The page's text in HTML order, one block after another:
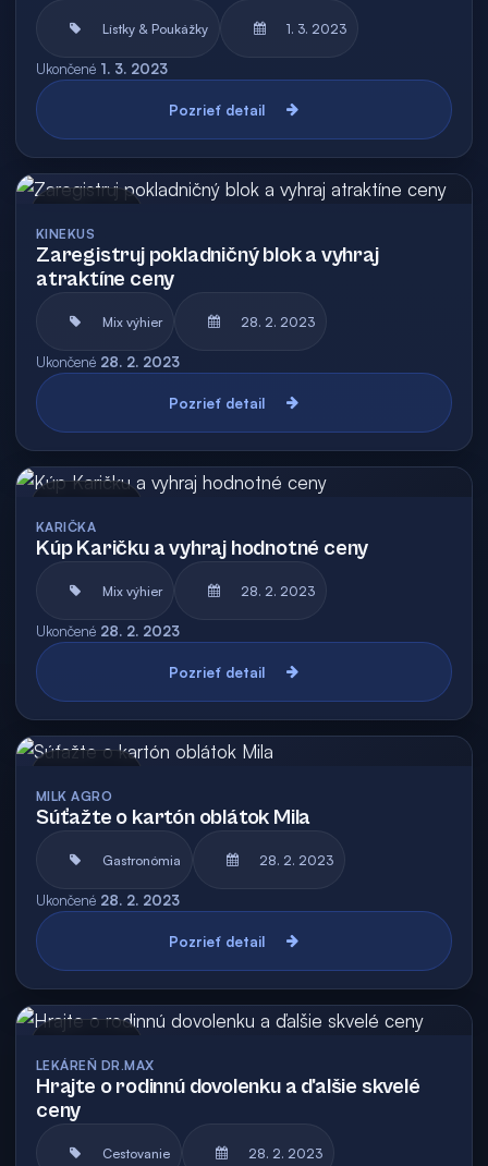
Lístky & Poukážky 1. 3. 2023
Ukončené 1. 3. 2023
Pozrieť detail
KINEKUS
Zaregistruj pokladničný blok a vyhraj
atraktíne ceny
Mix výhier 28. 2. 2023
Ukončené 28. 2. 2023
Pozrieť detail
KARIČKA
Kúp Karičku a vyhraj hodnotné ceny
Mix výhier 28. 2. 2023
Ukončené 28. 2. 2023
Pozrieť detail
MILK AGRO
Súťažte o kartón oblátok Mila
Gastronómia 28. 2. 2023
Ukončené 28. 2. 2023
Pozrieť detail
LEKÁREŇ DR.MAX
Hrajte o rodinnú dovolenku a ďalšie skvelé
ceny
Cestovanie 28. 2. 2023